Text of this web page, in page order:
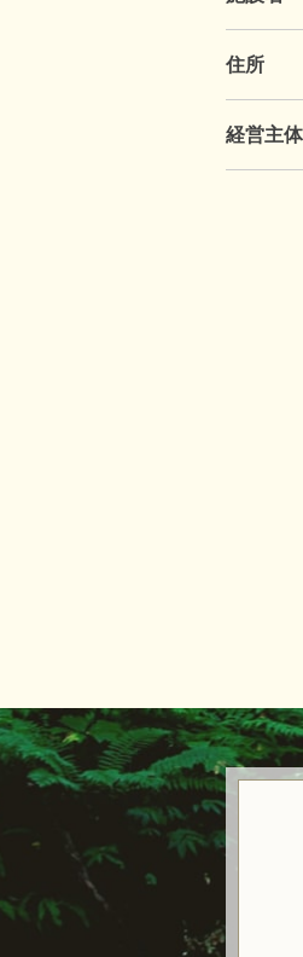
住所
経営主体